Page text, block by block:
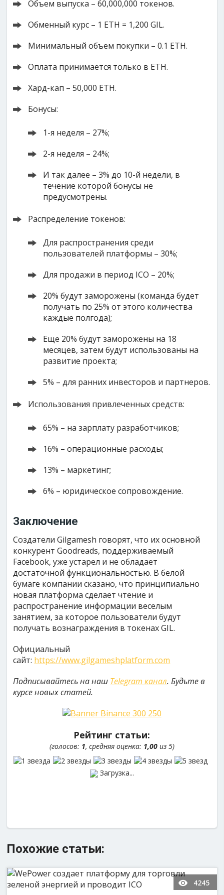
Объем выпуска – 60,000,000 токенов.
Обменный курс – 1 ETH = 1,200 GIL.
Минимальный объем покупки – 0.1 ETH.
Оплата принимается только в ETH.
Хард-кап – 50,000 ETH.
Бонусы:
1-я неделя – 27%;
2-я неделя – 24%;
И так далее – 3% до 10-й недели, в
течение которой бонусы не
предусмотрены.
Распределение токенов:
Для распространения среди
пользователей платформы – 30%;
Для продажи в период ICO – 20%;
20% будут заморожены (команда будет
получать по 25% от этого количества
каждые полгода);
Еще 20% будут заморожены на 18
месяцев, затем будут использованы на
развитие проекта;
5% – для ранних инвесторов и партнеров.
Использования привлеченных средств:
65% – на зарплату разработчиков;
16% – операционные расходы;
13% – маркетинг;
6% – юридическое сопровождение.
Заключение
Создатели Gilgamesh говорят, что их основной
конкурент Goodreads, поддерживаемый
Facebook, уже устарел и не обладает
достаточной функциональностью. В белой
бумаге компании сказано, что принципиально
новая платформа сделает чтение и
распространение информации веселым
занятием, за которое пользователи будут
получать вознаграждения в токенах GIL.
Официальный
сайт: https://www.gilgameshplatform.com
Подписывайтесь на наш Telegram канал. Будьте в
курсе новых статей.
Рейтинг статьи:
(голосов: 1, средняя оценка: 1,00из 5)
Загрузка...
Похожие статьи:
4245